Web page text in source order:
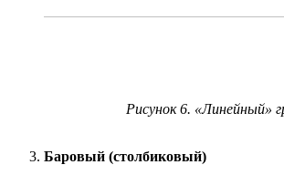
Рисунок 6. «Линейный»
Баровый (столбиковый)